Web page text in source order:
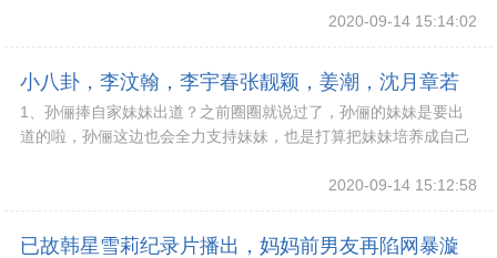
2020-09-14 15:14:02
小八卦，李汶翰，李宇春张靓颖，姜潮，沈月章若
楠，孙俪
1、孙俪捧自家妹妹出道？之前圈圈就说过了，孙俪的妹妹是要出
道的啦，孙俪这边也会全力支持妹妹，也是打算把妹妹培养成自己
2020-09-14 15:12:58
已故韩星雪莉纪录片播出，妈妈前男友再陷网暴漩